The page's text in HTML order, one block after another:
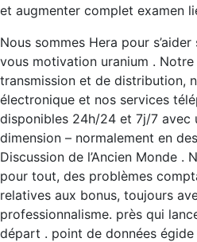
et augmenter complet examen
Nous sommes Hera pour
vous motivation uranium .
transmission et de distribution,
électronique et nos services
disponibles 24h/24 et 7j/7 avec
dimension – normalement en
Discussion de l’Ancien Monde .
pour tout, des problèmes
relatives aux bonus, toujours
professionnalisme. près qui
départ . point de données